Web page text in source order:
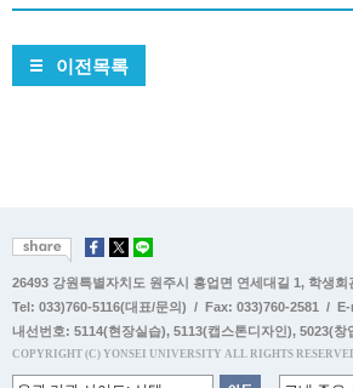
이전목록
26493 강원특별자치도 원주시 흥업면 연세대길 1, 학생회
Tel: 033)760-5116(대표/문의) / Fax: 033)760-2581 /
내선번호: 5114(현장실습), 5113(캡스톤디자인), 5023(창
COPYRIGHT (C) YONSEI UNIVERSITY ALL RIGHTS